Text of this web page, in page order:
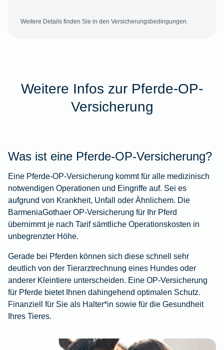
Weitere Details finden Sie in den Versicherungsbedingungen.
Weitere Infos zur Pferde-OP-
Versicherung
Was ist eine Pferde-OP-Versicherung?
Eine Pferde-OP-Versicherung kommt für alle medizinisch
notwendigen Operationen und Eingriffe auf. Sei es
aufgrund von Krankheit, Unfall oder Ähnlichem. Die
BarmeniaGothaer OP-Versicherung für Ihr Pferd
übernimmt je nach Tarif sämtliche Operationskosten in
unbegrenzter Höhe.
Gerade bei Pferden können sich diese schnell sehr
deutlich von der Tierarztrechnung eines Hundes oder
anderer Kleintiere unterscheiden. Eine OP-Versicherung
für Pferde bietet Ihnen dahingehend optimalen Schutz.
Finanziell für Sie als Halter*in sowie für die Gesundheit
Ihres Tieres.